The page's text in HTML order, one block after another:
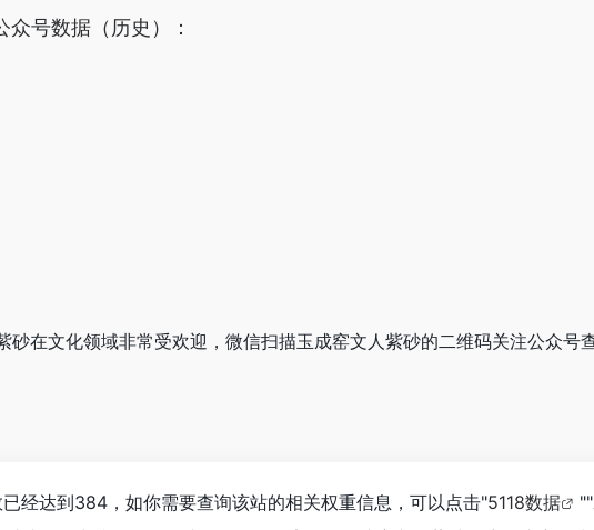
号数据（历史）：
砂在文化领域非常受欢迎，微信扫描玉成窑文人紫砂的二维码关注公众号
经达到384，如你需要查询该站的相关权重信息，可以点击"5118数据 ""